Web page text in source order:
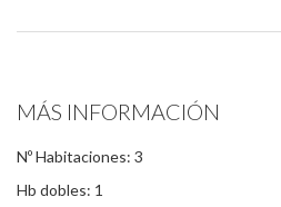
MÁS INFORMACIÓN
Nº Habitaciones: 3
Hb dobles: 1